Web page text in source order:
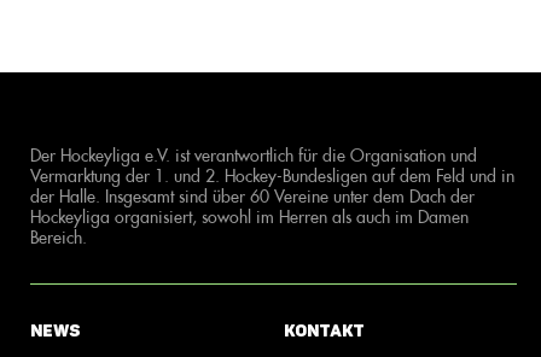
Der Hockeyliga e.V. ist verantwortlich für die Organisation und
Vermarktung der 1. und 2. Hockey-Bundesligen auf dem Feld und in
der Halle. Insgesamt sind über 60 Vereine unter dem Dach der
Hockeyliga organisiert, sowohl im Herren als auch im Damen
Bereich.
News Kontakt